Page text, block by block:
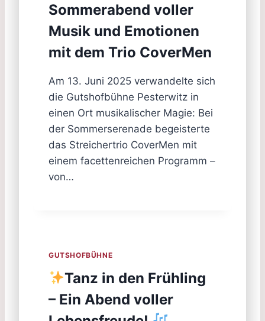
Sommerabend voller
Musik und Emotionen
mit dem Trio CoverMen
Am 13. Juni 2025 verwandelte sich
die Gutshofbühne Pesterwitz in
einen Ort musikalischer Magie: Bei
der Sommerserenade begeisterte
das Streichertrio CoverMen mit
einem facettenreichen Programm –
von…
GUTSHOFBÜHNE
Tanz in den Frühling
– Ein Abend voller